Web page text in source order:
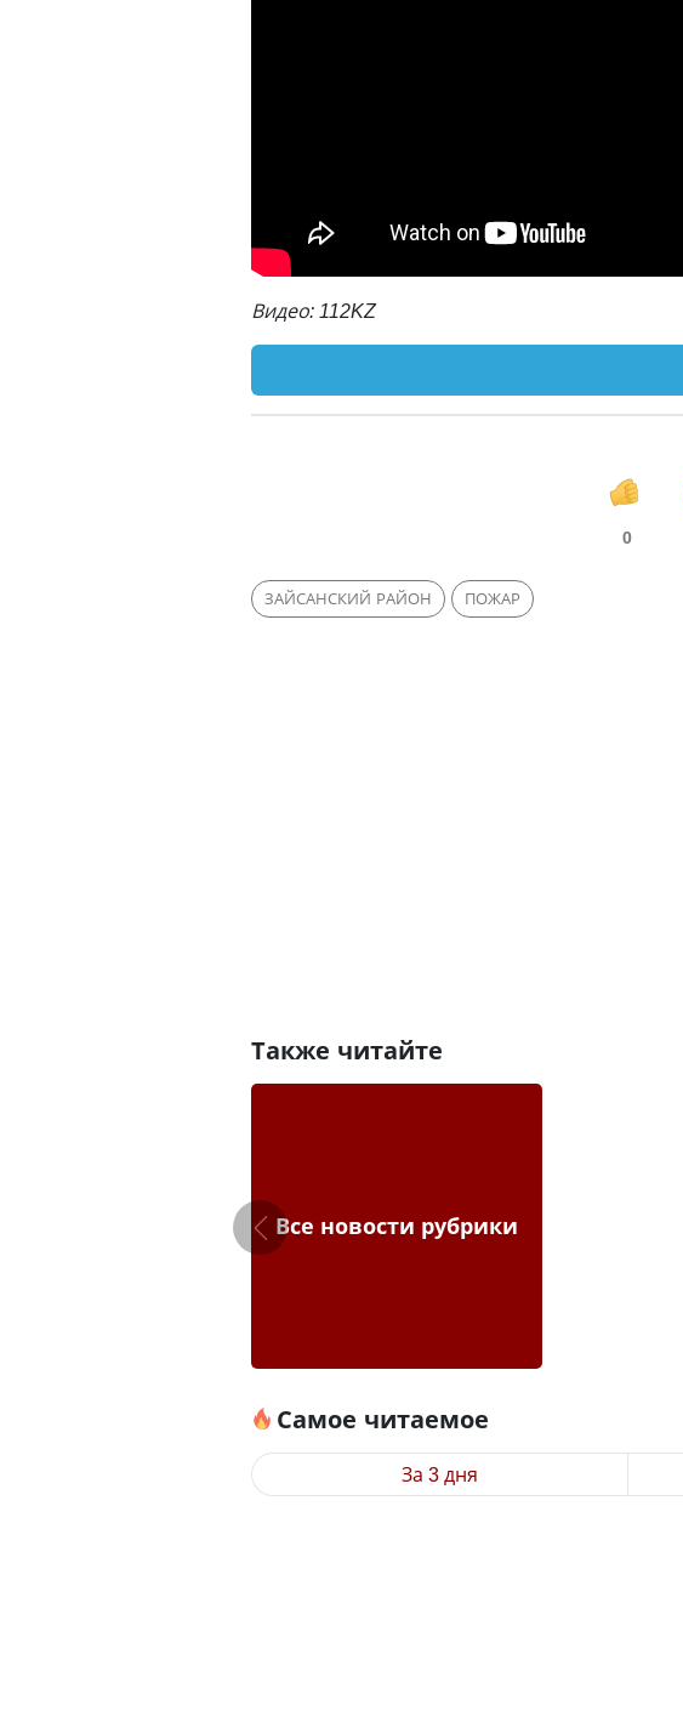
Видео: 112KZ
0
ЗАЙСАНСКИЙ РАЙОН ПОЖАР
Также читайте
Все новости рубрики
Самое читаемое
За 3 дня